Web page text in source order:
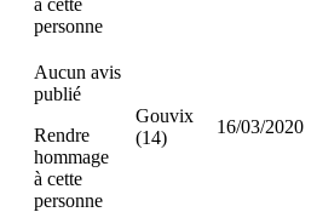
personne
Aucun avis
publié
Rendre
hommage
à cette
personne
Gouvix
(14)
16/03/2020